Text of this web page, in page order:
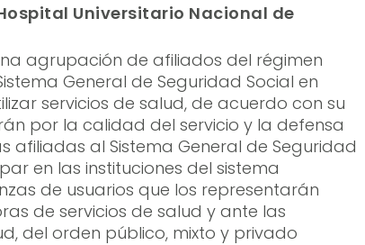
Universitario Nacional de
agrupación de afiliados del régimen
General de Seguridad Social en
servicios de salud, de acuerdo con su
por la calidad del servicio y la defensa
afiliadas al Sistema General de Seguridad
en las instituciones del sistema
de usuarios que los representarán
de servicios de salud y ante las
del orden público, mixto y privado